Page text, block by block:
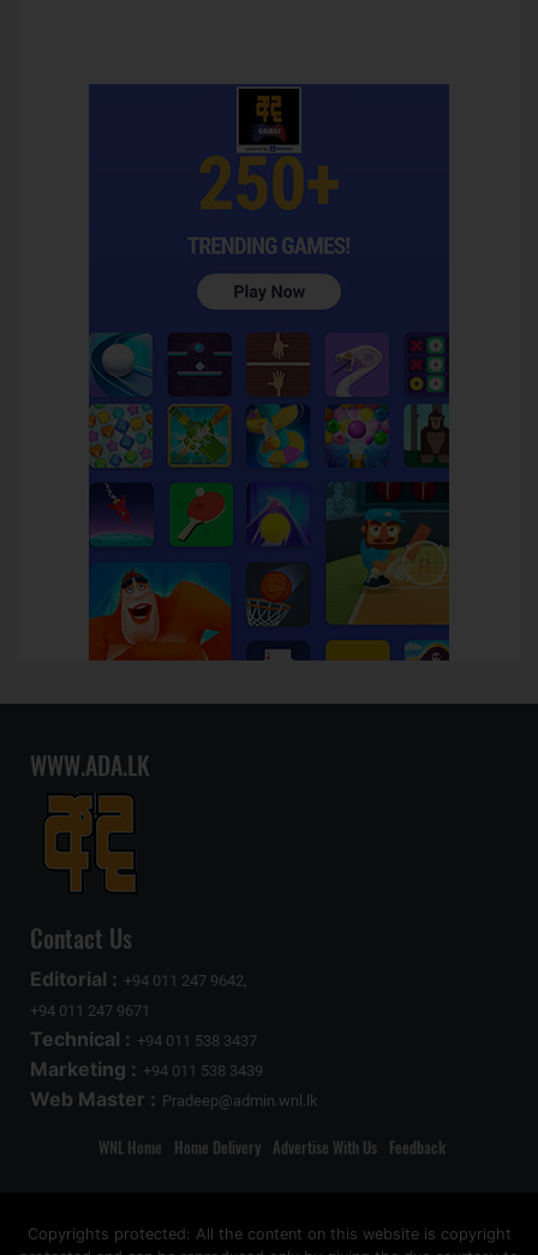
WWW.ADA.LK
Contact Us
Editorial : +94 011 247 9642,
+94 011 247 9671
Technical : +94 011 538 3437
Marketing : +94 011 538 3439
Web Master : Pradeep@admin.wnl.lk
WNL Home Home Delivery Advertise With Us Feedback
Copyrights protected: All the content on this website is copyright